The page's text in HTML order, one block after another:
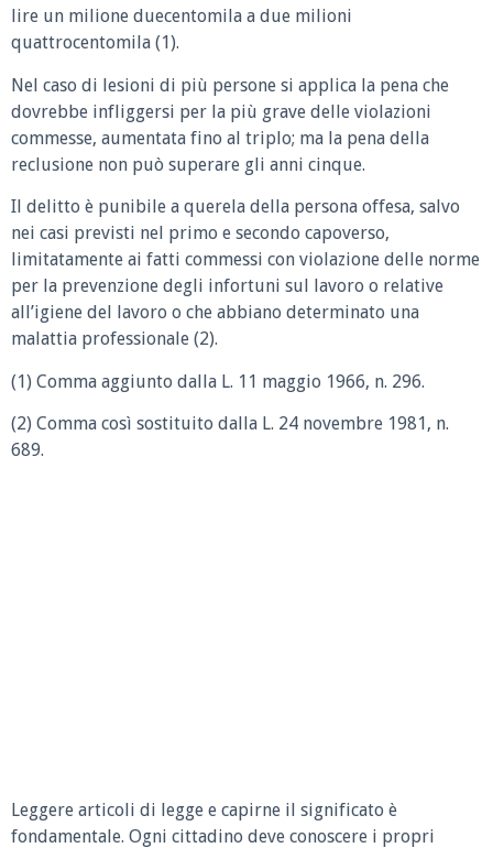
lire un milione duecentomila a due milioni
quattrocentomila (1).
Nel caso di lesioni di più persone si applica la pena che
dovrebbe infliggersi per la più grave delle violazioni
commesse, aumentata fino al triplo; ma la pena della
reclusione non può superare gli anni cinque.
Il delitto è punibile a querela della persona offesa, salvo
nei casi previsti nel primo e secondo capoverso,
limitatamente ai fatti commessi con violazione delle norme
per la prevenzione degli infortuni sul lavoro o relative
all’igiene del lavoro o che abbiano determinato una
malattia professionale (2).
(1) Comma aggiunto dalla L. 11 maggio 1966, n. 296.
(2) Comma così sostituito dalla L. 24 novembre 1981, n.
689.
Leggere articoli di legge e capirne il significato è
fondamentale. Ogni cittadino deve conoscere i propri